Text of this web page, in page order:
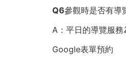
Q6參觀時是否有導
A：平日的導覽服
Google表單預約